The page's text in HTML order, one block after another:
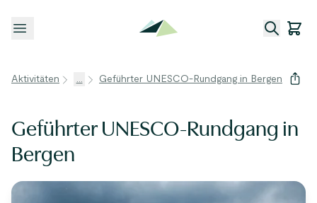
Menü öffnen
Aktivitäten ... Geführter UNESCO-Rundgang in Bergen
Geführter UNESCO-Rundgang in
Bergen